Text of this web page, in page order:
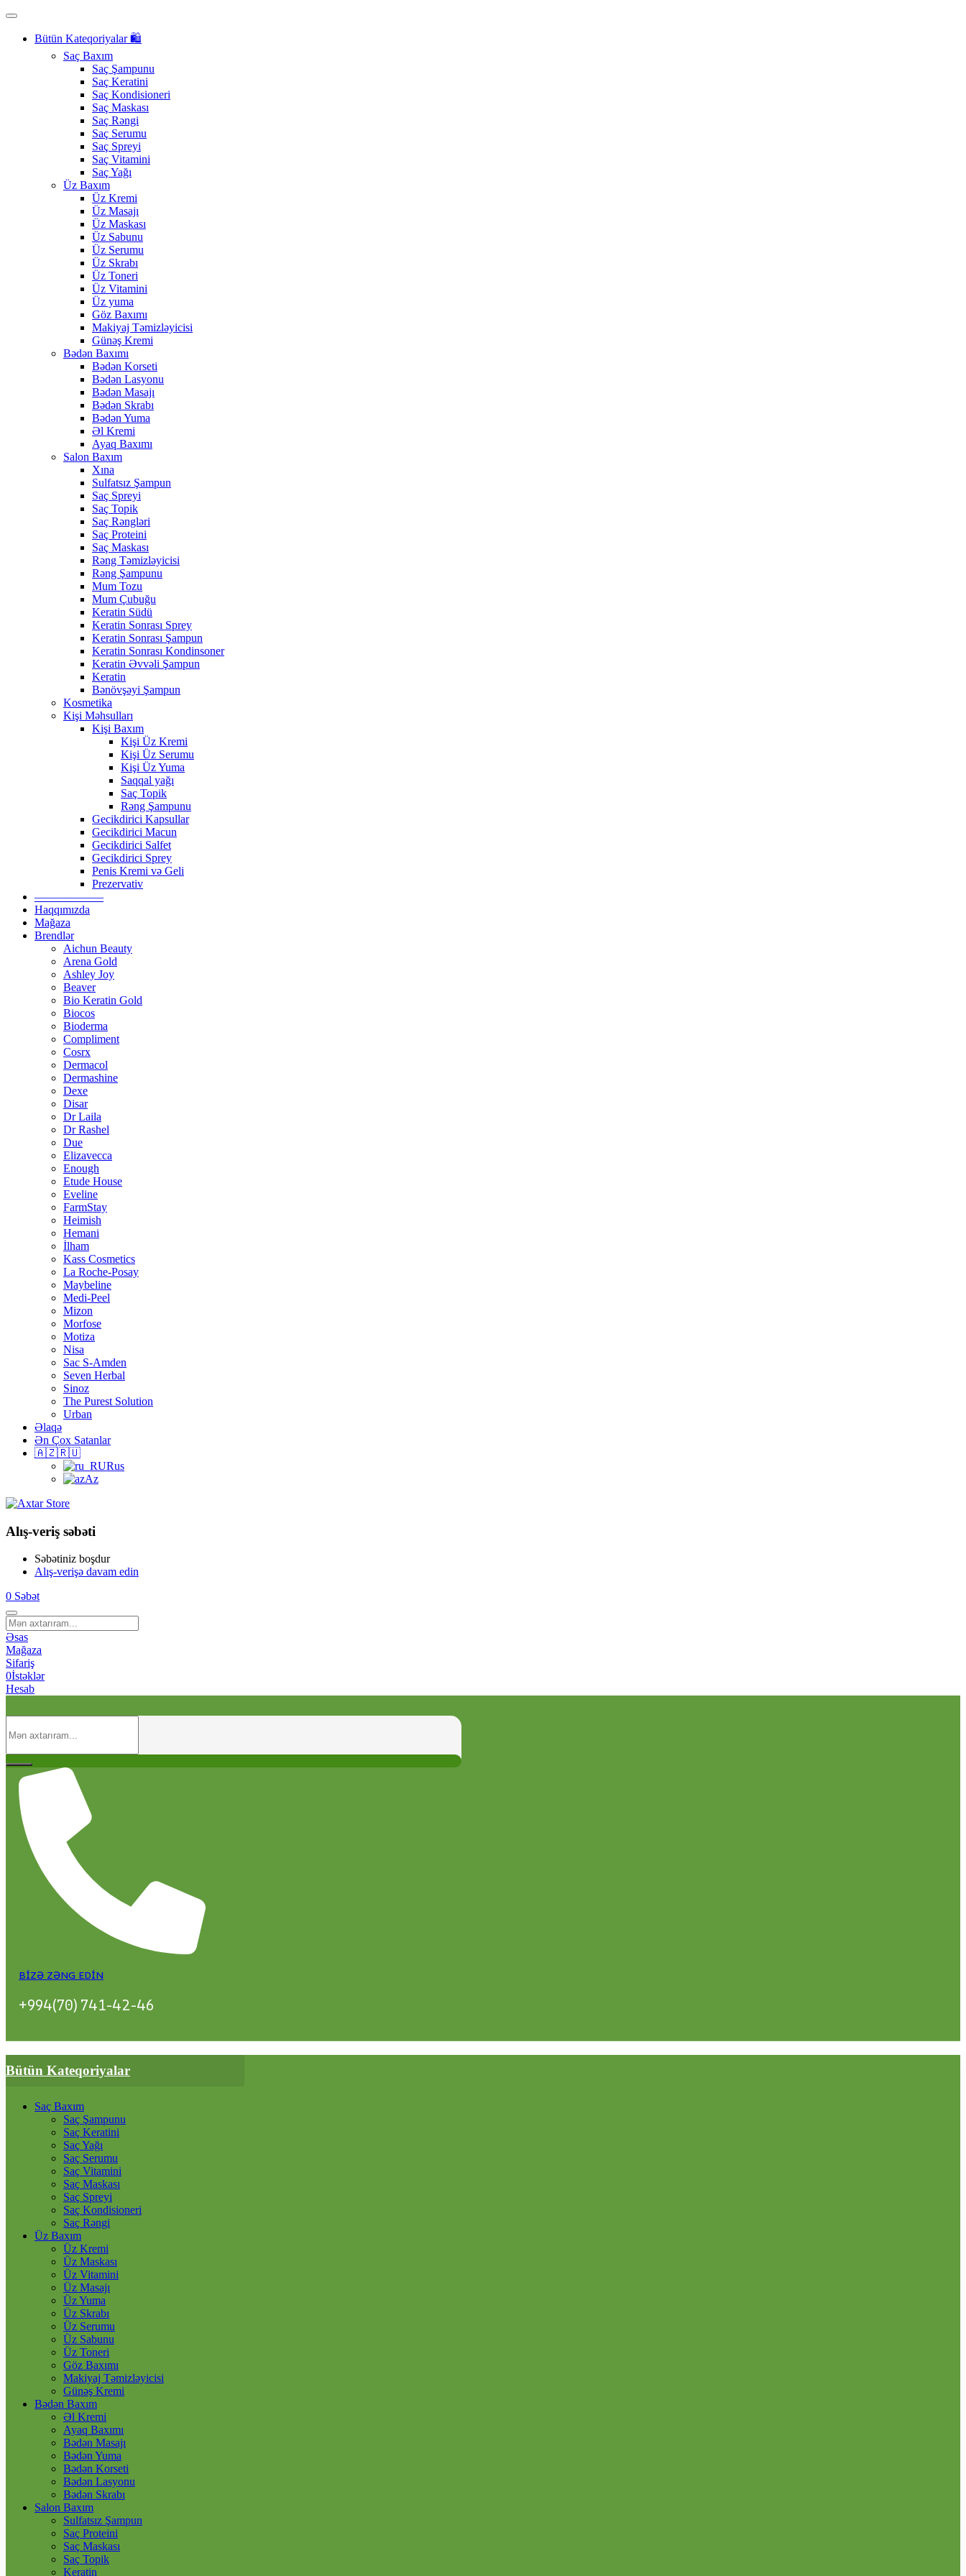
Bütün Kateqoriyalar 🛍️
Saç Baxım
Saç Şampunu
Saç Keratini
Saç Kondisioneri
Saç Maskası
Saç Rəngi
Saç Serumu
Saç Spreyi
Saç Vitamini
Saç Yağı
Üz Baxım
Üz Kremi
Üz Masajı
Üz Maskası
Üz Sabunu
Üz Serumu
Üz Skrabı
Üz Toneri
Üz Vitamini
Üz yuma
Göz Baxımı
Makiyaj Təmizləyicisi
Günəş Kremi
Bədən Baxımı
Bədən Korseti
Bədən Lasyonu
Bədən Masajı
Bədən Skrabı
Bədən Yuma
Əl Kremi
Ayaq Baxımı
Salon Baxım
Xına
Sulfatsız Şampun
Saç Spreyi
Saç Topik
Saç Rəngləri
Saç Proteini
Saç Maskası
Rəng Təmizləyicisi
Rəng Şampunu
Mum Tozu
Mum Çubuğu
Keratin Südü
Keratin Sonrası Sprey
Keratin Sonrası Şampun
Keratin Sonrası Kondinsoner
Keratin Əvvəli Şampun
Keratin
Bənövşəyi Şampun
Kosmetika
Kişi Məhsulları
Kişi Baxım
Kişi Üz Kremi
Kişi Üz Serumu
Kişi Üz Yuma
Saqqal yağı
Saç Topik
Rəng Şampunu
Gecikdirici Kapsullar
Gecikdirici Macun
Gecikdirici Salfet
Gecikdirici Sprey
Penis Kremi və Geli
Prezervativ
——————
Haqqımızda
Mağaza
Brendlər
Aichun Beauty
Arena Gold
Ashley Joy
Beaver
Bio Keratin Gold
Biocos
Bioderma
Compliment
Cosrx
Dermacol
Dermashine
Dexe
Disar
Dr Laila
Dr Rashel
Due
Elizavecca
Enough
Etude House
Eveline
FarmStay
Heimish
Hemani
İlham
Kass Cosmetics
La Roche-Posay
Maybeline
Medi-Peel
Mizon
Morfose
Motiza
Nisa
Sac S-Amden
Seven Herbal
Sinoz
The Purest Solution
Urban
Əlaqə
Ən Çox Satanlar
🇦🇿🇷🇺
Rus
Az
Alış-veriş səbəti
Səbətiniz boşdur
Alış-verişə davam edin
0 Səbət
Əsas
Mağaza
Sifariş
0İstəklər
Hesab
BIZƏ ZƏNG EDIN
+994(70) 741-42-46
Bütün Kateqoriyalar
Saç Baxım
Saç Şampunu
Saç Keratini
Saç Yağı
Saç Serumu
Saç Vitamini
Saç Maskası
Saç Spreyi
Saç Kondisioneri
Saç Rəngi
Üz Baxım
Üz Kremi
Üz Maskası
Üz Vitamini
Üz Masajı
Üz Yuma
Üz Skrabı
Üz Serumu
Üz Sabunu
Üz Toneri
Göz Baxımı
Makiyaj Təmizləyicisi
Günəş Kremi
Bədən Baxım
Əl Kremi
Ayaq Baxımı
Bədən Masajı
Bədən Yuma
Bədən Korseti
Bədən Lasyonu
Bədən Skrabı
Salon Baxım
Sulfatsız Şampun
Saç Proteini
Saç Maskası
Saç Topik
Keratin